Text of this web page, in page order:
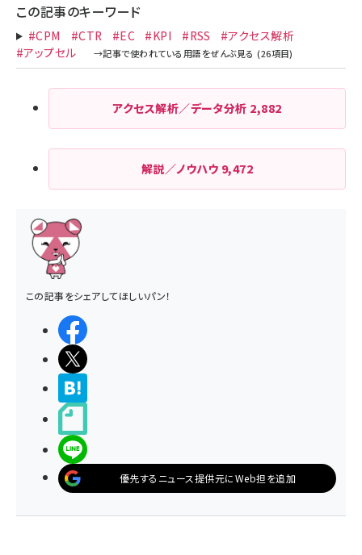
送
り
この記事のキーワード
#CPM #CTR #EC #KPI #RSS
#アクセス解析
#アップセル
アクセス解析／データ分析 2,882
解説／ノウハウ 9,472
この記事をシェアしてほしいパン！
優先するニュース提供元にWeb担を追加